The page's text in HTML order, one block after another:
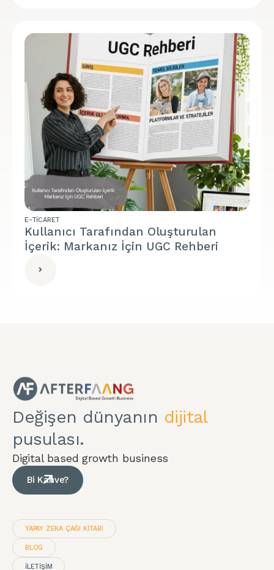
E-TICARET
Kullanıcı Tarafından Oluşturulan
İçerik: Markanız İçin UGC Rehberi
Değişen dünyanın dijital
pusulası.
Digital based growth business
Bi Kahve?
YAPAY ZEKA ÇAĞI KITABI
BLOG
İLETİŞİM